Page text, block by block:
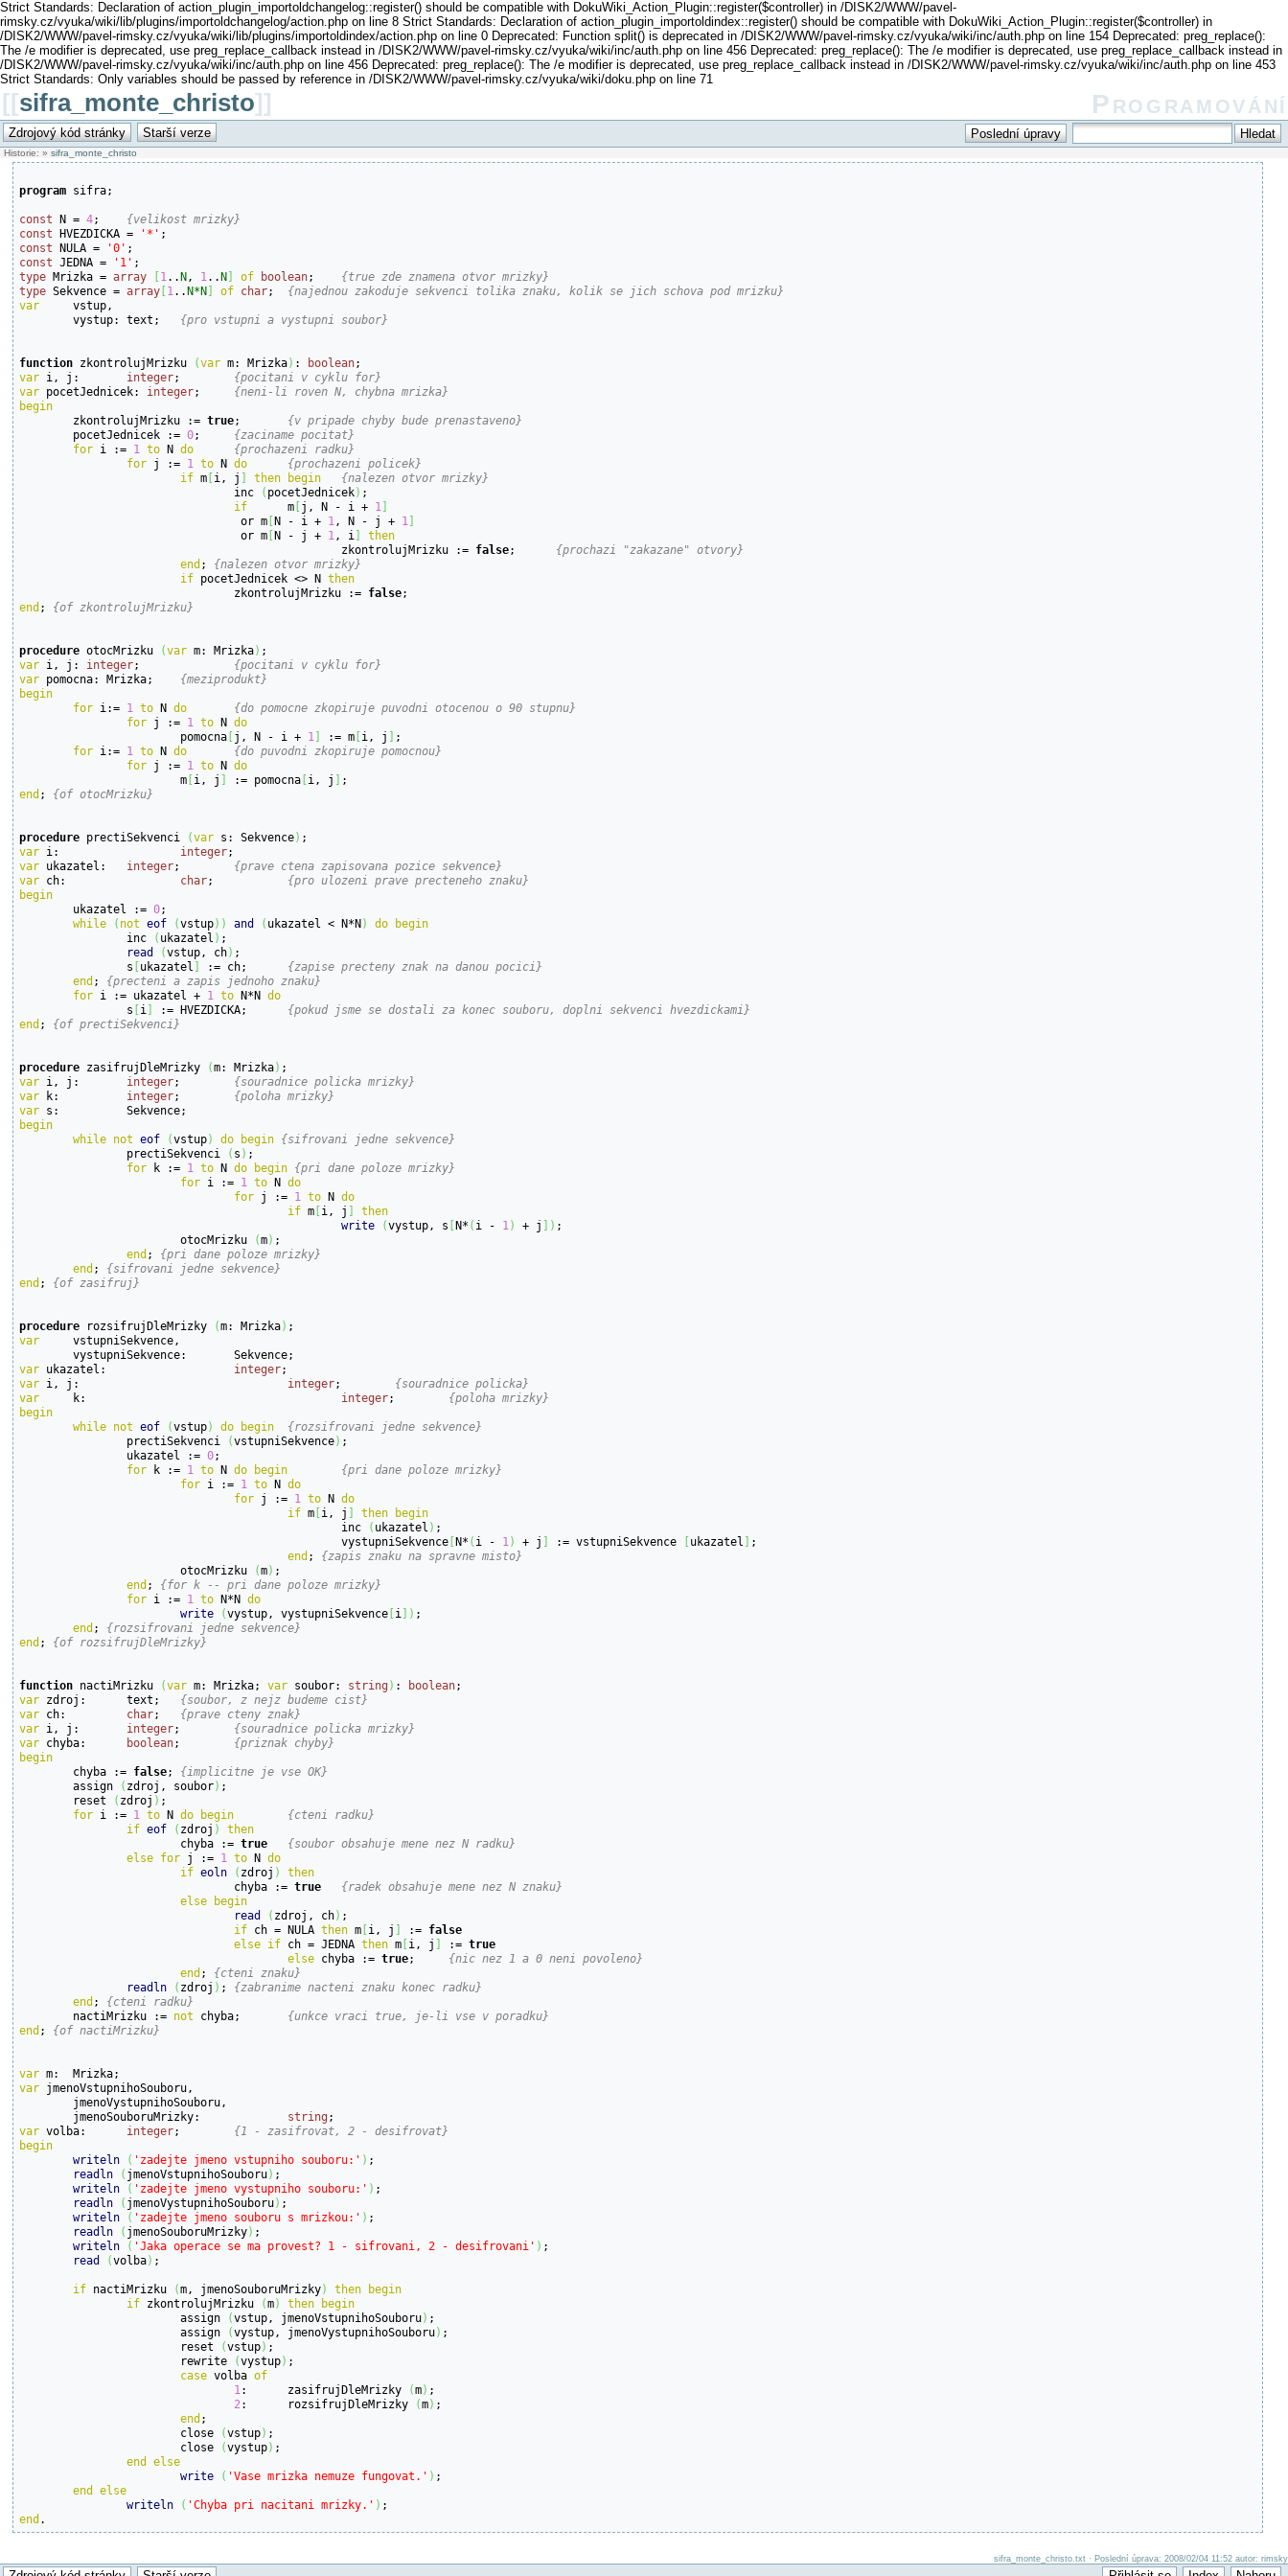
Strict Standards: Declaration of action_plugin_importoldchangelog::register() should be compatible with DokuWiki_Action_Plugin::register($controller) in /DISK2/WWW/pavel-
rimsky.cz/vyuka/wiki/lib/plugins/importoldchangelog/action.php on line 8 Strict Standards: Declaration of action_plugin_importoldindex::register() should be compatible with DokuWiki_Action_Plugin::register($controller) in
/DISK2/WWW/pavel-rimsky.cz/vyuka/wiki/lib/plugins/importoldindex/action.php on line 0 Deprecated: Function split() is deprecated in /DISK2/WWW/pavel-rimsky.cz/vyuka/wiki/inc/auth.php on line 154 Deprecated: preg_replace():
The /e modifier is deprecated, use preg_replace_callback instead in /DISK2/WWW/pavel-rimsky.cz/vyuka/wiki/inc/auth.php on line 456 Deprecated: preg_replace(): The /e modifier is deprecated, use preg_replace_callback instead in
/DISK2/WWW/pavel-rimsky.cz/vyuka/wiki/inc/auth.php on line 456 Deprecated: preg_replace(): The /e modifier is deprecated, use preg_replace_callback instead in /DISK2/WWW/pavel-rimsky.cz/vyuka/wiki/inc/auth.php on line 453
Strict Standards: Only variables should be passed by reference in /DISK2/WWW/pavel-rimsky.cz/vyuka/wiki/doku.php on line 71
[[sifra_monte_christo]] Programování
Historie: » sifra_monte_christo
program sifra;
const N = 4
{velikost mrizky}
const HVEZDICKA = '*'
const NULA = '0'
const JEDNA = '1'
type Mrizka = array [1 ..N , 1 ..N] of boolean
{true zde znamena otvor mrizky}
type Sekvence = array [1 ..N*N] of char
{najednou zakoduje sekvenci tolika znaku, kolik se jich schova pod mrizku}
var
vstup,
{pro vstupni a vystupni soubor}
function zkontrolujMrizku (var m: Mrizka) : boolean
var
integer
{pocitani v cyklu for}
var pocetJednicek: integer
{neni-li roven N, chybna mrizka}
begin
zkontrolujMrizku := true
{v pripade chyby bude prenastaveno}
	pocetJednicek :=
0
{zaciname pocitat}
for i := 1 to N do
{prochazeni radku}
for j := 1 to N do
{prochazeni policek}
if m [i, j ] then begin
{nalezen otvor mrizky}
				inc
( pocetJednicek) ;
if
	m
[j, N - i + 1 ]
				 or m
[N - i + 1 , N - j + 1 ]
				 or m
[N - j + 1 , i ]
then
						zkontrolujMrizku :=
false
{prochazi "zakazane" otvory}
end ; {nalezen otvor mrizky}
if pocetJednicek <> N then
				zkontrolujMrizku :=
false
end ; {of zkontrolujMrizku}
procedure otocMrizku (var m: Mrizka)
var i, j: integer
{pocitani v cyklu for}
var
{meziprodukt}
begin
for i:= 1 to N do
{do pomocne zkopiruje puvodni otocenou o 90 stupnu}
for j := 1 to N do
			pomocna
[j, N - i + 1 ] := m [i, j ] ;
for i:= 1 to N do
{do puvodni zkopiruje pomocnou}
for j := 1 to N do
			m
[i, j ] := pomocna [i, j ]
end ; {of otocMrizku}
procedure prectiSekvenci (var s: Sekvence)
var
integer
var
integer
{prave ctena zapisovana pozice sekvence}
var
char
{pro ulozeni prave precteneho znaku}
begin
ukazatel := 0;
while ( not eof (vstup) ) and ( ukazatel < N*N) do begin
		inc
( ukazatel ) ;
read
(vstup, ch) ;
		s
[ukazatel ]
{zapise precteny znak na danou pocici}
end ; {precteni a zapis jednoho znaku}
for i := ukazatel + 1 to N*N do
		s
[i ]
{pokud jsme se dostali za konec souboru, doplni sekvenci hvezdickami}
end ; {of prectiSekvenci}
procedure zasifrujDleMrizky (m: Mrizka)
var
integer
{souradnice policka mrizky}
var
integer
{poloha mrizky}
var
begin
while not eof (vstup) do begin {sifrovani jedne sekvence}
		prectiSekvenci
( s ) ;
for k := 1 to N do begin {pri dane poloze mrizky}
for i := 1 to N do
for j := 1 to N do
if m [i, j ]
then
write (vystup, s [N* ( i - 1 ) + j ] ) ;
			otocMrizku
(m) ;
end ; {pri dane poloze mrizky}
end ; {sifrovani jedne sekvence}
end ; {of zasifruj}
procedure rozsifrujDleMrizky (m: Mrizka)
var
vstupniSekvence,
var
integer
var
integer
{souradnice policka}
var
integer
{poloha mrizky}
begin
while not eof (vstup) do begin
{rozsifrovani jedne sekvence}
		prectiSekvenci
(vstupniSekvence) ;
		ukazatel :=
0;
for k := 1 to N do begin
{pri dane poloze mrizky}
for i := 1 to N do
for j := 1 to N do
if m [i, j ] then begin
						inc
( ukazatel ) ;
						vystupniSekvence
[N* ( i - 1 ) + j ] := vstupniSekvence [ukazatel ] ;
end ; {zapis znaku na spravne misto}
			otocMrizku
(m) ;
end ; {for k -- pri dane poloze mrizky}
for i := 1 to N*N do
write (vystup, vystupniSekvence [i ] ) ;
end ; {rozsifrovani jedne sekvence}
end ; {of rozsifrujDleMrizky}
function nactiMrizku (var m: Mrizka; var soubor: string ) : boolean
var
{soubor, z nejz budeme cist}
var
char
{prave cteny znak}
var
integer
{souradnice policka mrizky}
var
boolean
{priznak chyby}
begin
chyba := false
{implicitne je vse OK}
	assign
( zdroj, soubor) ;
	reset
( zdroj ) ;
for i := 1 to N do begin
{cteni radku}
if eof ( zdroj )
then
			chyba :=
true
{soubor obsahuje mene nez N radku}
else for j := 1 to N do
if eoln ( zdroj )
then
				chyba :=
true
{radek obsahuje mene nez N znaku}
else begin
read
( zdroj, ch) ;
if ch = NULA then m [i, j ] := false
else if ch = JEDNA then m [i, j ] := true
else chyba := true
{nic nez 1 a 0 neni povoleno}
end ; {cteni znaku}
readln ( zdroj )
{zabranime nacteni znaku konec radku}
end ; {cteni radku}
	nactiMrizku :=
not
{unkce vraci true, je-li vse v poradku}
end ; {of nactiMrizku}
var
var jmenoVstupnihoSouboru,
string
var
integer
{1 - zasifrovat, 2 - desifrovat}
begin
writeln ( 'zadejte jmeno vstupniho souboru:' ) ;
readln ( jmenoVstupnihoSouboru) ;
writeln ( 'zadejte jmeno vystupniho souboru:' ) ;
readln ( jmenoVystupnihoSouboru) ;
writeln ( 'zadejte jmeno souboru s mrizkou:' ) ;
readln ( jmenoSouboruMrizky) ;
writeln ( 'Jaka operace se ma provest? 1 - sifrovani, 2 - desifrovani' ) ;
read
(volba) ;
if nactiMrizku (m, jmenoSouboruMrizky) then begin
if zkontrolujMrizku (m) then begin
			assign
(vstup, jmenoVstupnihoSouboru) ;
			assign
(vystup, jmenoVystupnihoSouboru) ;
			reset
(vstup) ;
			rewrite
(vystup) ;
case volba of
1
:	zasifrujDleMrizky (m) ;
2
:	rozsifrujDleMrizky (m) ;
end ;
			close
(vstup) ;
			close
(vystup) ;
end
else
write ( 'Vase mrizka nemuze fungovat.' ) ;
end
else
writeln ( 'Chyba pri nacitani mrizky.' )
end .
sifra_monte_christo.txt · Poslední úprava: 2008/02/04 11:52 autor: rimsky